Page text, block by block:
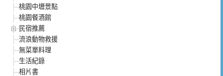
桃園中壢景點
桃園餐酒館
民宿推薦
流浪動物救援
無菜單料理
生活紀錄
相片書